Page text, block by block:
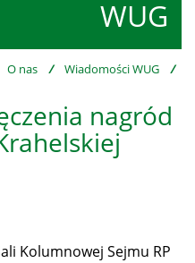
WUG
O nas / Wiadomości WUG /
nagród
Kolumnowej Sejmu RP